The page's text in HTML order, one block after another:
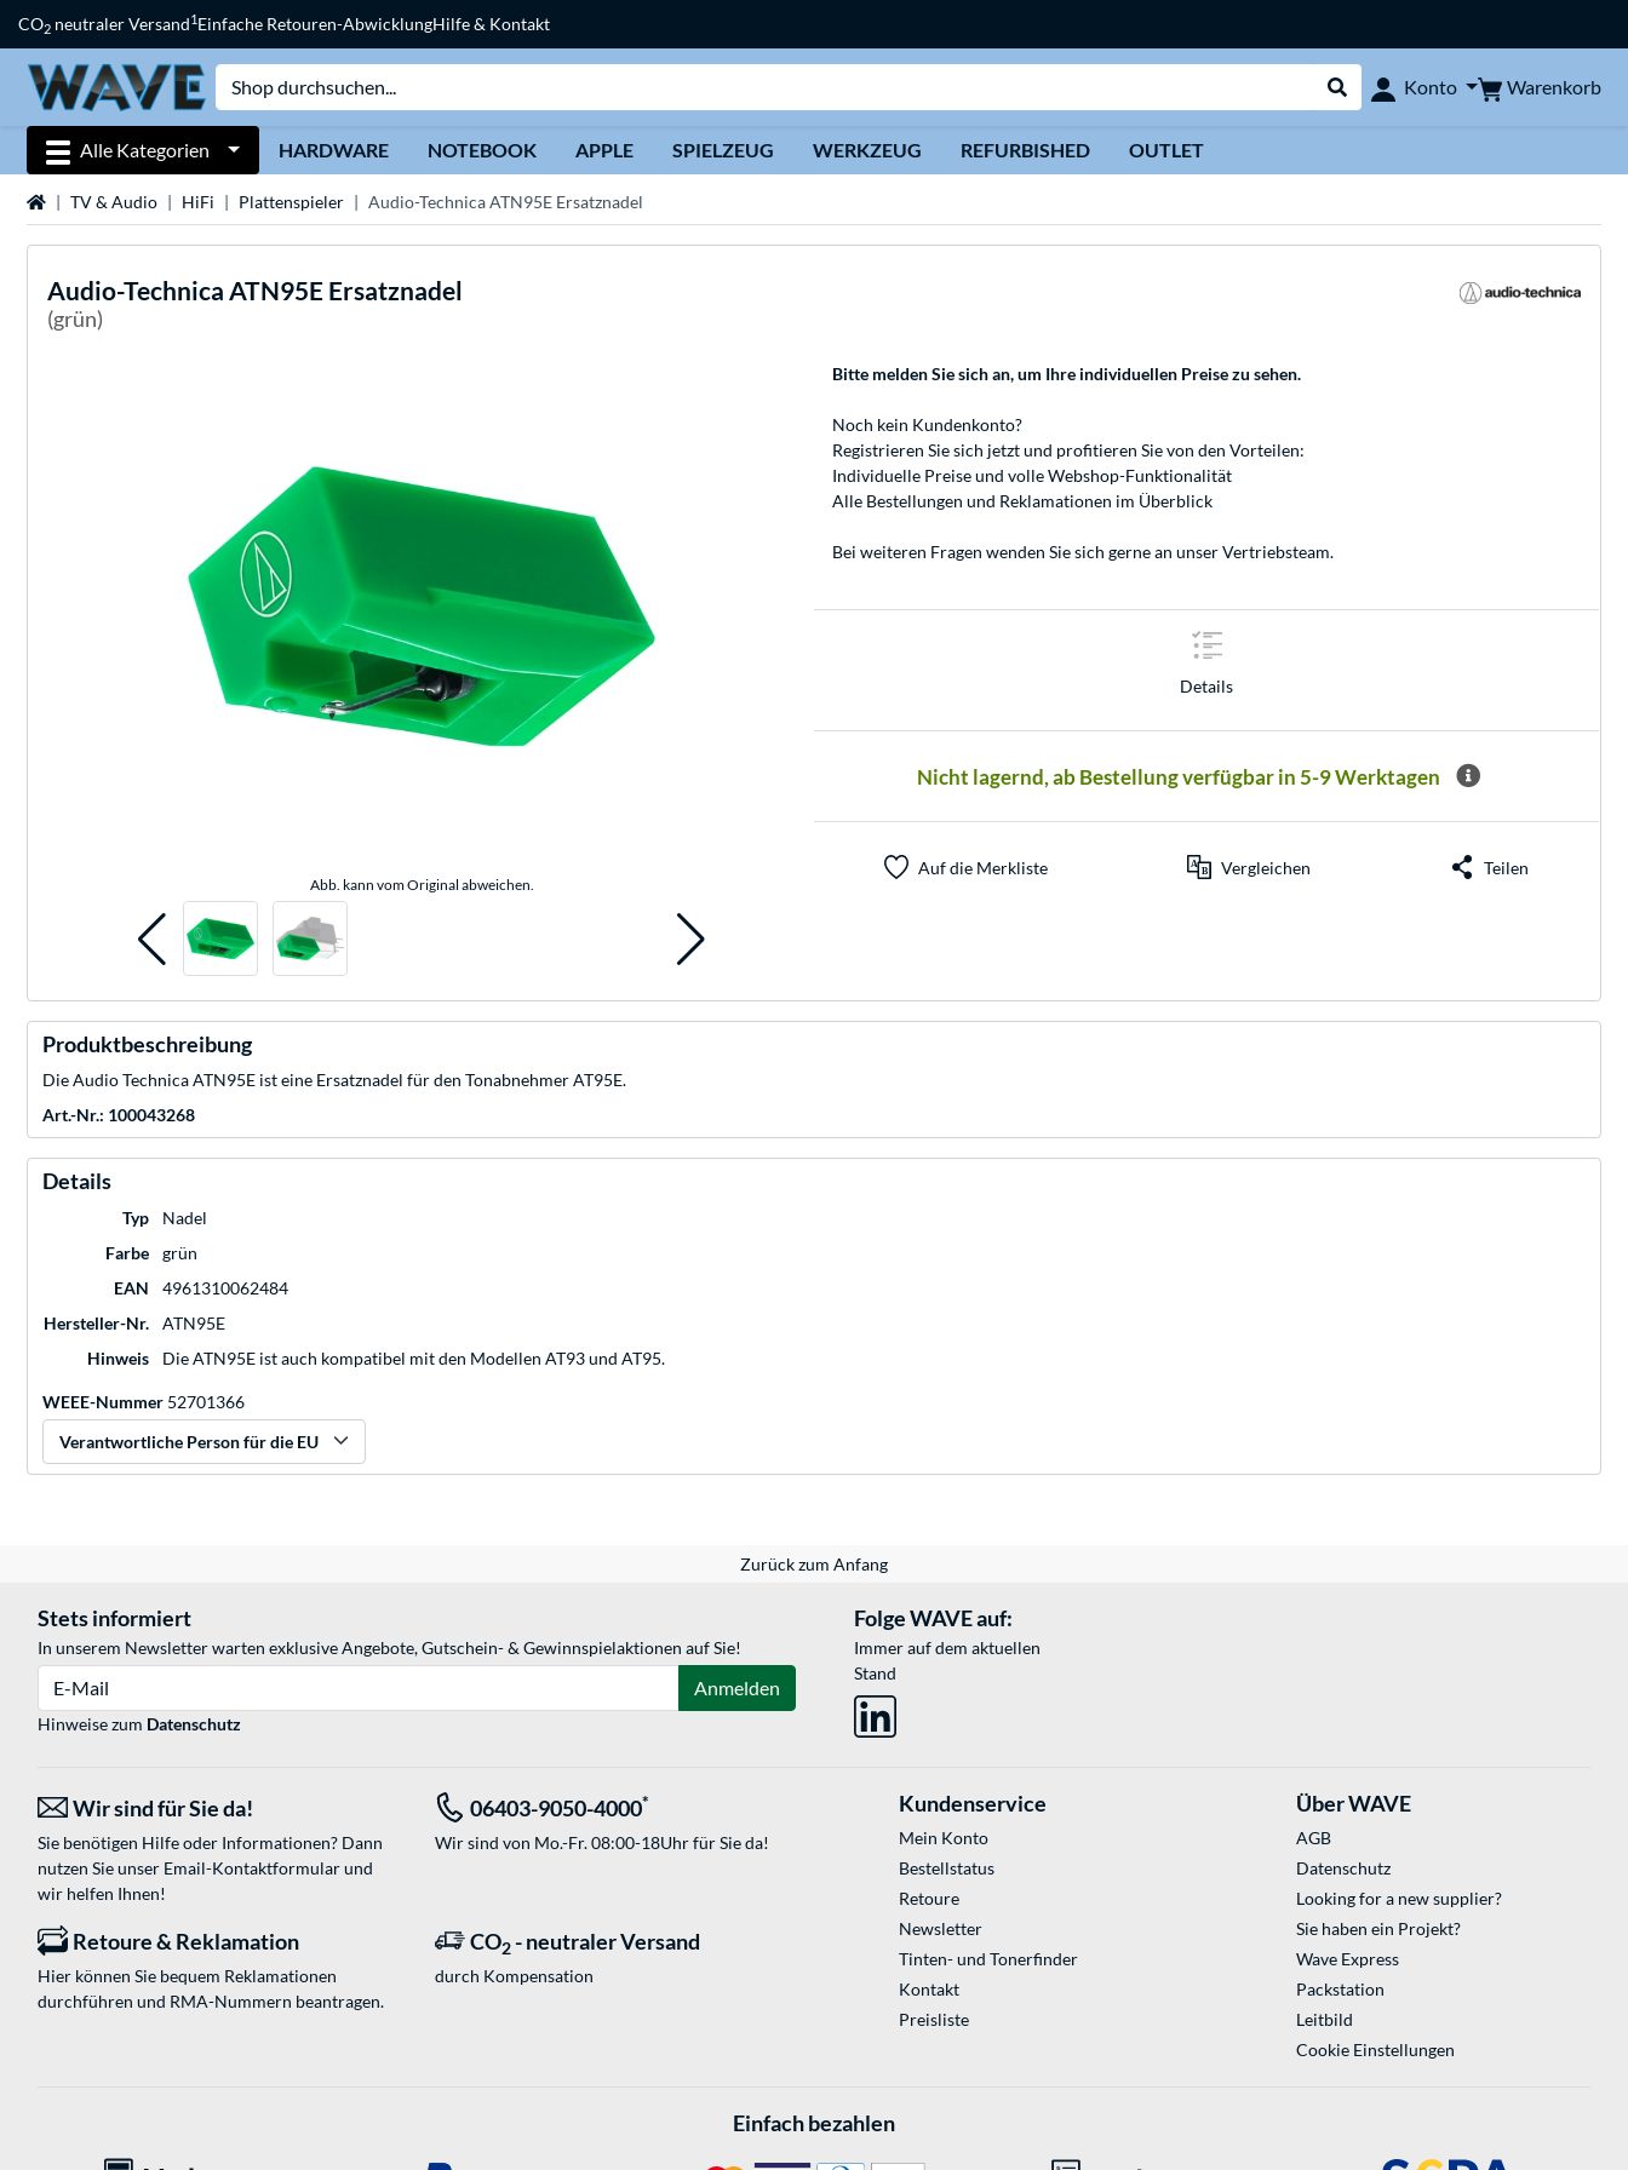
CO2 neutraler Versand1Einfache Retouren-AbwicklungHilfe & Kontakt
Suche durchführen
Konto Warenkorb
Alle Kategorien HARDWARE NOTEBOOK APPLE SPIELZEUG WERKZEUG REFURBISHED OUTLET
StartseiteTV & Audio HiFi Plattenspieler Audio-Technica ATN95E Ersatznadel
Audio-Technica ATN95E Ersatznadel
(grün)
Abb. kann vom Original abweichen.
Bitte melden Sie sich an, um Ihre individuellen Preise zu sehen.
Noch kein Kundenkonto?
Registrieren Sie sich jetzt und profitieren Sie von den Vorteilen:
Individuelle Preise und volle Webshop-Funktionalität
Alle Bestellungen und Reklamationen im Überblick
Bei weiteren Fragen wenden Sie sich gerne an unserVertriebsteam.
Details
Nicht lagernd, ab Bestellung verfügbar in 5-9 Werktagen
Auf die Merkliste Vergleichen Teilen
Produktbeschreibung
Die Audio Technica ATN95E ist eine Ersatznadel für den Tonabnehmer AT95E.
Art.-Nr.: 100043268
Details
Typ
Nadel
Farbe
grün
EAN
4961310062484
Hersteller-Nr.
ATN95E
Hinweis
Die ATN95E ist auch kompatibel mit den Modellen AT93 und AT95.
WEEE-Nummer 52701366
Verantwortliche Person für die EU
Zurück zum Anfang
Stets informiert
In unserem Newsletter warten exklusive Angebote, Gutschein- & Gewinnspielaktionen auf Sie!
Anmelden
Hinweise zum Datenschutz
Folge WAVE auf:
Immer auf dem aktuellen
Stand
Wir sind für Sie da!
Sie benötigen Hilfe oder Informationen? Dann
nutzen Sie unser Email-Kontaktformularund
wir helfen Ihnen!
06403-9050-4000*
Wir sind von Mo.-Fr. 08:00-18Uhr für Sie da!
Retoure & Reklamation
Hier können Sie bequem Reklamationen
durchführen und RMA-Nummern beantragen.
CO2 - neutraler Versand
durch Kompensation
Kundenservice
Mein Konto
Bestellstatus
Retoure
Newsletter
Tinten- und Tonerfinder
Kontakt
Preisliste
Über WAVE
AGB
Datenschutz
Looking for a new supplier?
Sie haben ein Projekt?
Wave Express
Packstation
Leitbild
Cookie Einstellungen
Einfach bezahlen